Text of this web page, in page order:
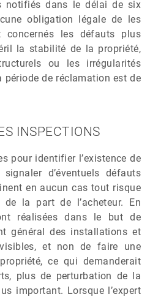
notifiés dans le délai de six
obligation légale de les
concernés les défauts plus
la stabilité de la propriété,
ou les irrégularités
période de réclamation est de
INSPECTIONS
pour identifier l’existence de
d’éventuels défauts
en aucun cas tout risque
la part de l’acheteur. En
réalisées dans le but de
général des installations et
et non de faire une
ce qui demanderait
plus de perturbation de la
important. Lorsque l’expert